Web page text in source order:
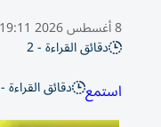
8 أغسطس 2026 19:11 مساء
دقائق القراءة - 2
استمع دقائق القراءة - 2